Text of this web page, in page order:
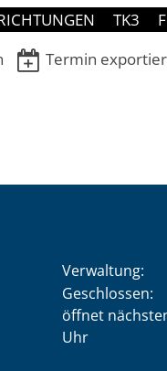
TK3
Termin
Verwaltung:
Klicken, um
Geschlossen:
öffnet
Uhr